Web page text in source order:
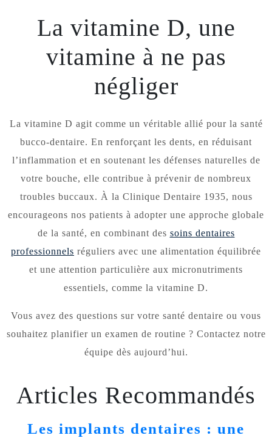
La vitamine D, une
vitamine à ne pas
négliger
La vitamine D agit comme un véritable allié pour la santé
bucco-dentaire. En renforçant les dents, en réduisant
l’inflammation et en soutenant les défenses naturelles de
votre bouche, elle contribue à prévenir de nombreux
troubles buccaux. À la Clinique Dentaire 1935, nous
encourageons nos patients à adopter une approche globale
de la santé, en combinant des soins dentaires
professionnels réguliers avec une alimentation équilibrée
et une attention particulière aux micronutriments
essentiels, comme la vitamine D.
Vous avez des questions sur votre santé dentaire ou vous
souhaitez planifier un examen de routine ? Contactez notre
équipe dès aujourd’hui.
Articles Recommandés
Les implants dentaires : une